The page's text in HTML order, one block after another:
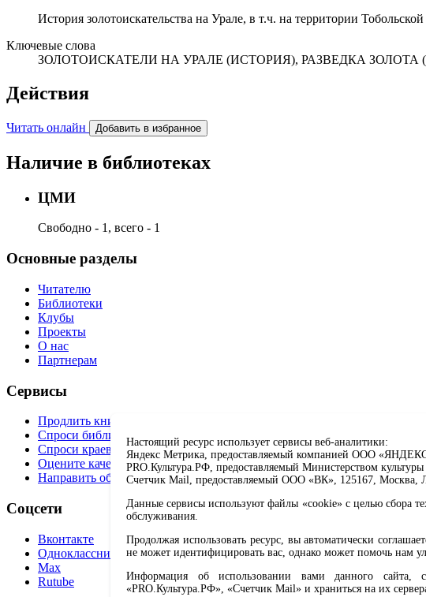
История золотоискательства на Урале, в т.ч. на территории
Ключевые слова
ЗОЛОТОИСКАТЕЛИ НА УРАЛЕ (ИСТОРИЯ), РАЗВЕДКА
Действия
Читать онлайн Добавить в избранное
Наличие в библиотеках
ЦМИ
Свободно - 1, всего - 1
Основные разделы
Читателю
Библиотеки
Клубы
Проекты
О нас
Партнерам
Сервисы
Продлить книгу
Спроси библиотекаря
Спроси краеведа
Оцените качество услуг
Направить обращение директору
Соцсети
Вконтакте
Одноклассники
Max
Rutube
Настоящий ресурс использует сервисы веб-аналитики:
Яндекс Метрика, предоставляемый компанией ООО
PRO.Культура.РФ, предоставляемый Министерством
Счетчик Mail, предоставляемый ООО «ВК», 125167, Москва,
Данные сервисы используют файлы «cookie» с целью сбора
обслуживания.
Продолжая использовать ресурс, вы автоматически
не может идентифицировать вас, однако может помочь нам
Информация об использовании вами данного сайта,
«PRO.Культура.РФ», «Счетчик Mail» и храниться на их